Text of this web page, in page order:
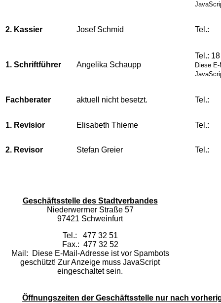
2. Kassier Josef Schmid Tel.:
1. Schriftführer Angelika Schaupp
Tel.:
Diese
Fachberater aktuell nicht besetzt. Tel.:
1. Revisior Elisabeth Thieme Tel.:
2. Revisor Stefan Greier Tel.:
Geschäftsstelle des Stadtverbandes
Niederwerrner Straße 57
97421 Schweinfurt
Tel.: 477 32 51
Fax.: 477 32 52
Mail:
Diese E-Mail-Adresse ist vor Spambots
geschützt! Zur Anzeige muss JavaScript
eingeschaltet sein.
Öffnungszeiten der Geschäftsstelle nur nach